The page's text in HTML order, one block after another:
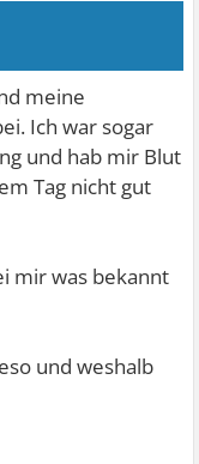
meine
Ich war sogar
und hab mir Blut
Tag nicht gut
mir was bekannt
und weshalb